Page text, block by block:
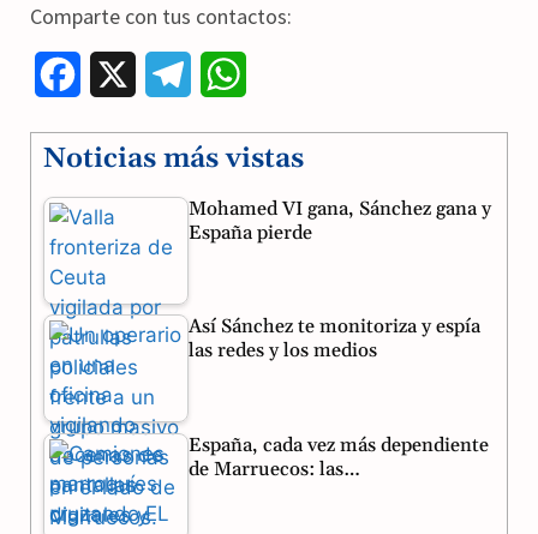
Comparte con tus contactos:
c
e
b
o
o
k
l
e
a
a
t
p
Noticias más vistas
Mohamed VI gana, Sánchez gana y
España pierde
Así Sánchez te monitoriza y espía
las redes y los medios
España, cada vez más dependiente
de Marruecos: las…